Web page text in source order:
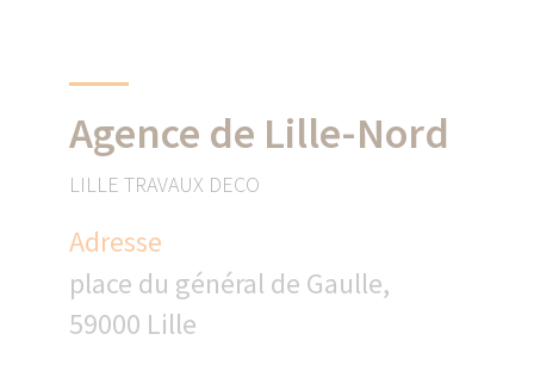
Agence de Lille-Nord
LILLE TRAVAUX DECO
Adresse
place du général de Gaulle,
59000 Lille